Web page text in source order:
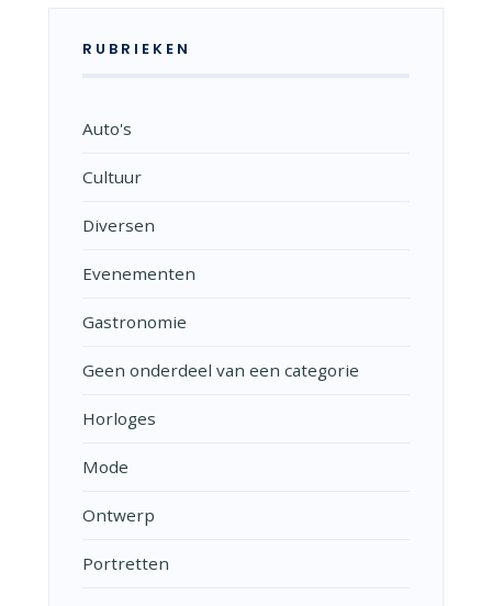
RUBRIEKEN
Auto's
Cultuur
Diversen
Evenementen
Gastronomie
Geen onderdeel van een categorie
Horloges
Mode
Ontwerp
Portretten